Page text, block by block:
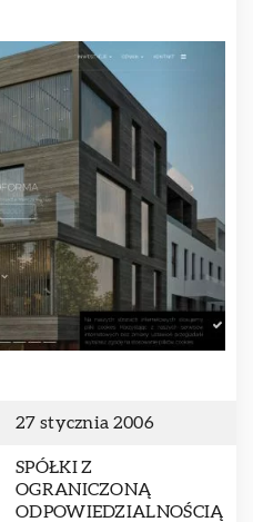
27 stycznia 2006
SPÓŁKI Z
OGRANICZONĄ
ODPOWIEDZIALNOŚCIĄ